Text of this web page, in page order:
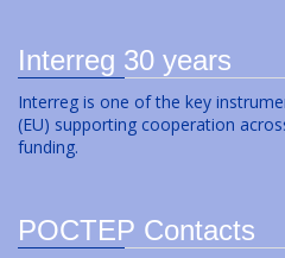
Interreg 30 years
Interreg is one of the key
(EU) supporting cooperation
funding.
POCTEP Contacts